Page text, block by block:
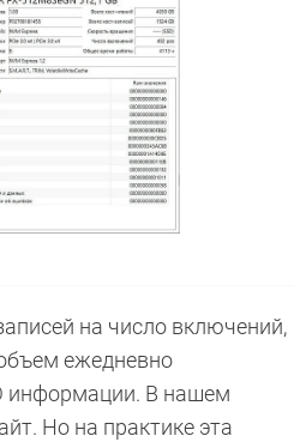
на число включений,
ежедневно
информации. В нашем
Но на практике эта